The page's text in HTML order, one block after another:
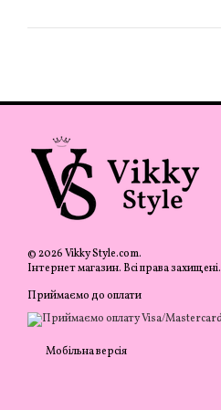
© 2026 Vikky Style.com.
Інтернет магазин. Всі права захищені.
Приймаємо до оплати
Мобільна версія